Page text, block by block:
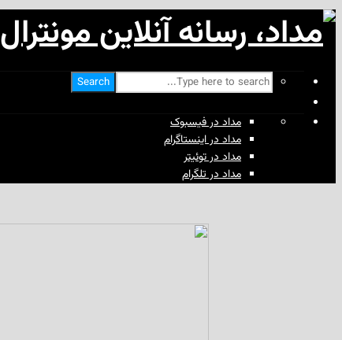
Search
مداد در فیسبوک
مداد در اینستاگرام
مداد در توئیتر
مداد در تلگرام